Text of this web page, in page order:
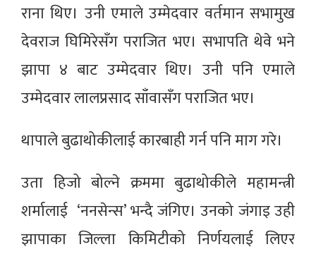
राना थिए। उनी एमाले उम्मेदवार वर्तमान सभामुख
देवराज घिमिरेसँग पराजित भए। सभापति थेवे भने
झापा ४ बाट उम्मेदवार थिए। उनी पनि एमाले
उम्मेदवार लालप्रसाद साँवासँग पराजित भए।
थापाले बुढाथोकीलाई कारबाही गर्न पनि माग गरे।
उता हिजो बोल्ने क्रममा बुढाथोकीले महामन्त्री
शर्मालाई ‘ननसेन्स’ भन्दै जंगिए। उनको जंगाइ उही
झापाका जिल्ला किमिटीको निर्णयलाई लिएर